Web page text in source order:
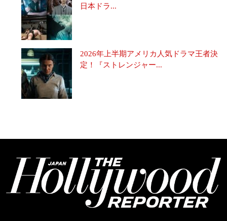
日本ドラ...
2026年上半期アメリカ人気ドラマ王者決
定！『ストレンジャー...